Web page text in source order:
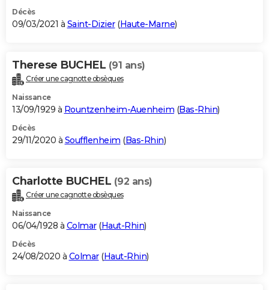
Décès
09/03/2021 à Saint-Dizier(Haute-Marne)
Therese BUCHEL (91 ans)
Créer une cagnotte obsèques
Naissance
13/09/1929 à Rountzenheim-Auenheim (Bas-Rhin)
Décès
29/11/2020 à Soufflenheim (Bas-Rhin)
Charlotte BUCHEL (92 ans)
Créer une cagnotte obsèques
Naissance
06/04/1928 à Colmar(Haut-Rhin)
Décès
24/08/2020 à Colmar(Haut-Rhin)